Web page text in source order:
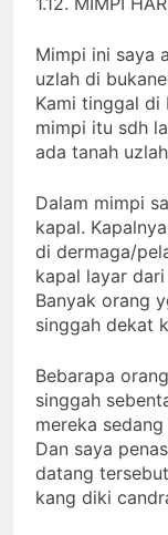
Mimpi ini saya
uzlah di
Kami tinggal di
mimpi itu sdh
ada tanah
Dalam mimpi
kapal.
di dermaga/
kapal layar
Banyak orang
singgah dekat
Bebarapa
singgah
mereka
Dan saya
datang
kang diki